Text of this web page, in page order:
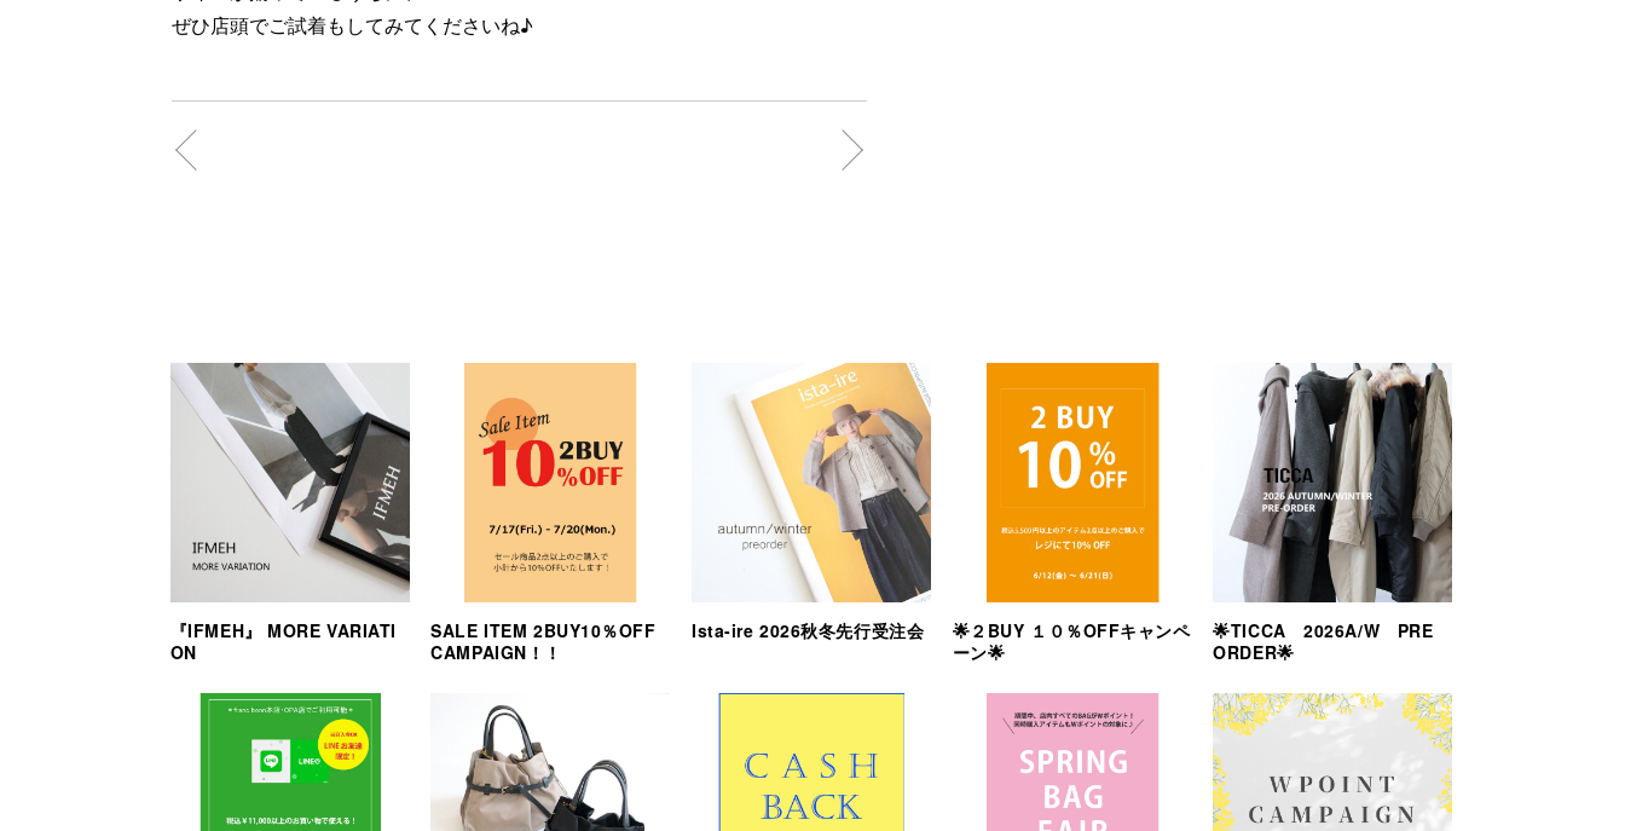
ぜひ店頭でご試着もしてみてくださいね♪
『IFMEH』 MORE VARIATI
ON
SALE ITEM 2BUY10％OFF
CAMPAIGN！！
Ista-ire 2026秋冬先行受注会
🌟２BUY １０％OFFキャンペ
ーン🌟
🌟TICCA 2026A/W PRE
ORDER🌟